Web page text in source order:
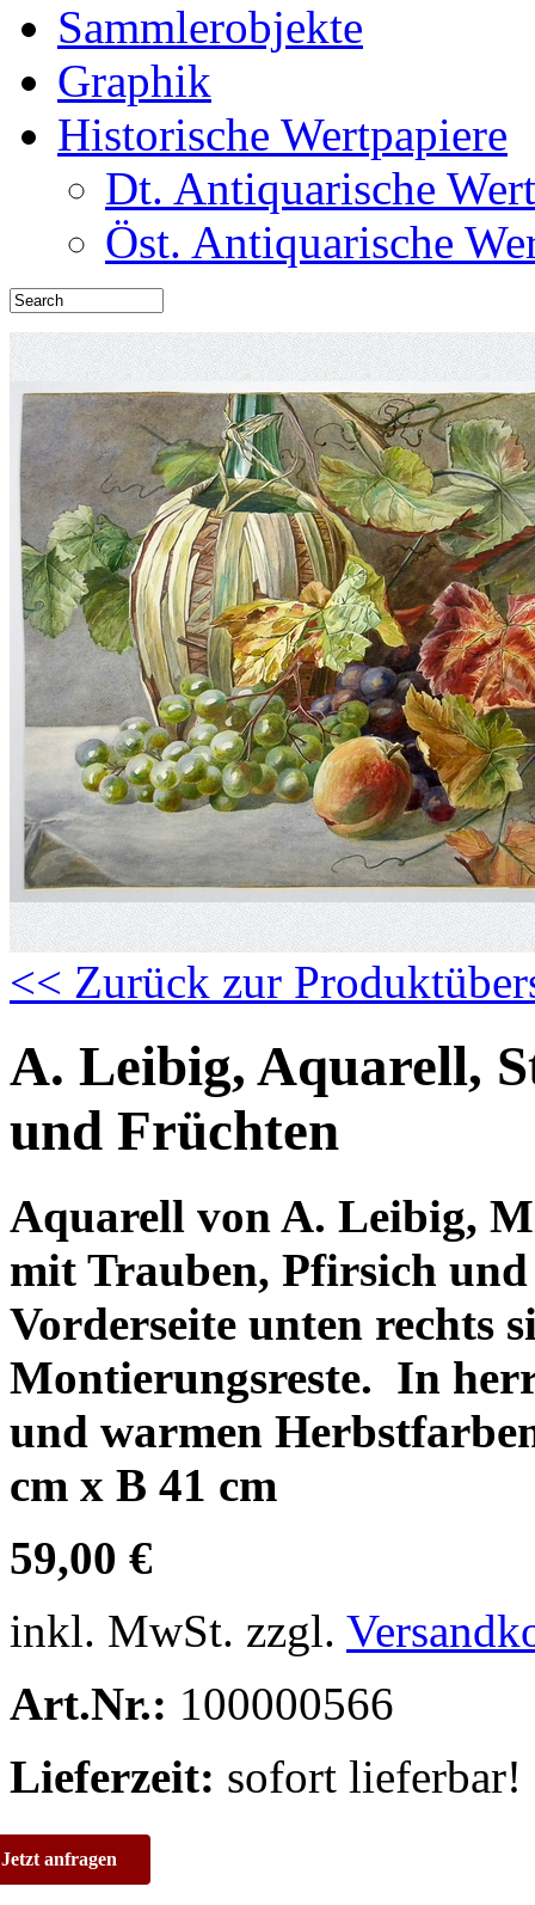
Sammlerobjekte
Graphik
Historische Wertpapiere
Dt. Antiquarische
Öst. Antiquarische
<< Zurück zur
A. Leibig, Aquarell,
und Früchten
Aquarell von A. Leibig,
mit Trauben, Pfirsich
Vorderseite unten rechts
Montierungsreste. In
und warmen
cm x B 41 cm
59,00 €
inkl. MwSt. zzgl.
Art.Nr.: 100000566
Lieferzeit: sofort lieferbar!
Jetzt anfragen